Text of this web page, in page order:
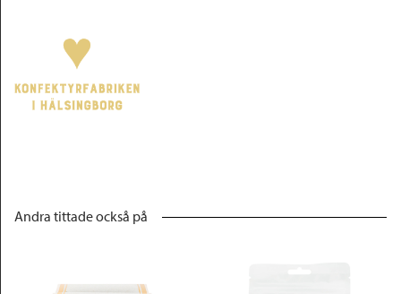
Andra tittade också på